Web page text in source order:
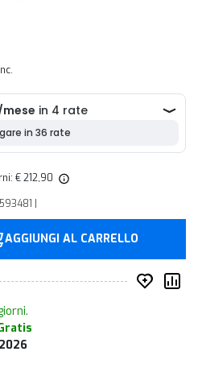
€ 212,90
|
AGGIUNGI AL CARRELLO